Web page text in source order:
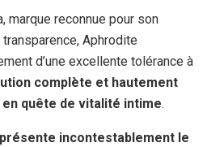
marque reconnue pour son
Aphrodite
d’une excellente tolérance à
complète et hautement
quête de vitalité intime.
incontestablement le